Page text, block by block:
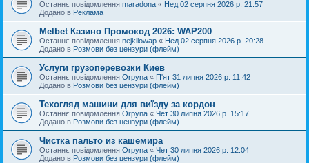
Останнє повідомлення maradona « Нед 02 серпня 2026 р. 21:57
Додано в Реклама
Melbet Казино Промокод 2026: WAP200
Останнє повідомлення nejkilowap « Нед 02 серпня 2026 р. 20:28
Додано в Розмови без цензури (флейм)
Услуги грузоперевозки Киев
Останнє повідомлення Orpyna « П'ят 31 липня 2026 р. 11:42
Додано в Розмови без цензури (флейм)
Техогляд машини для виїзду за кордон
Останнє повідомлення Orpyna « Чет 30 липня 2026 р. 15:17
Додано в Розмови без цензури (флейм)
Чистка пальто из кашемира
Останнє повідомлення Orpyna « Чет 30 липня 2026 р. 12:04
Додано в Розмови без цензури (флейм)